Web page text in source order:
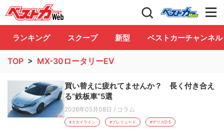
自動車情報誌「ベストカー」 Club
ランキング スクープ 新型 ベストカーチャンネル
TOP > MX-30ロータリーEV
買い替えに疲れてませんか？ 長く付き合え
る“鉄板車”5選
2026年05月08日 / コラム
#スカイライン #プレリュード #デリカD:5